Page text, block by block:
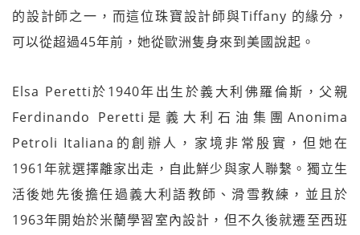
的設計師之一，而這位珠寶設計師與Tiffany 的緣分，
可以從超過45年前，她從歐洲隻身來到美國說起。
Elsa Peretti於1940年出生於義大利佛羅倫斯，父親
Ferdinando Peretti是義大利石油集團Anonima
Petroli Italiana的創辦人，家境非常殷實，但她在
1961年就選擇離家出走，自此鮮少與家人聯繫。獨立生
活後她先後擔任過義大利語教師、滑雪教練，並且於
1963年開始於米蘭學習室內設計，但不久後就遷至西班